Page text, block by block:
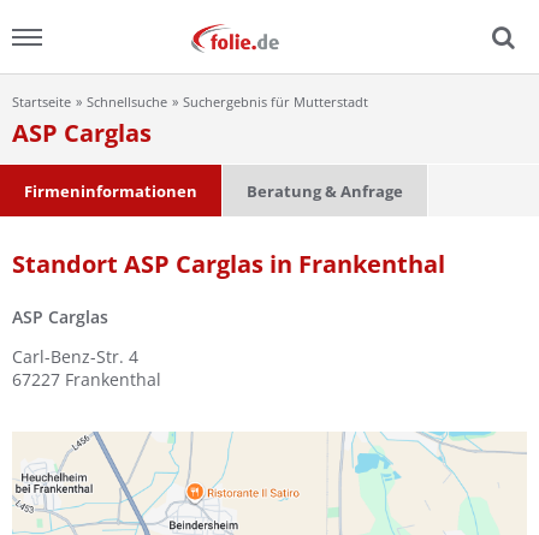
Menu
Home
FAQ
Video
Startseite Schnellsuche Suchergebnis für Mutterstadt
ASP Carglas
Firmeninformationen Beratung & Anfrage
Standort ASP Carglas in Frankenthal
ASP Carglas
Carl-Benz-Str. 4
67227 Frankenthal